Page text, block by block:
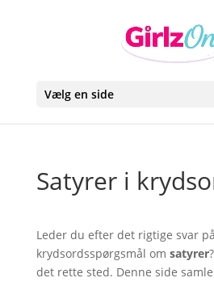
Vælg en side
Satyrer i
Leder du efter det rigtige svar
krydsordsspørgsmål om satyrer
det rette sted. Denne side